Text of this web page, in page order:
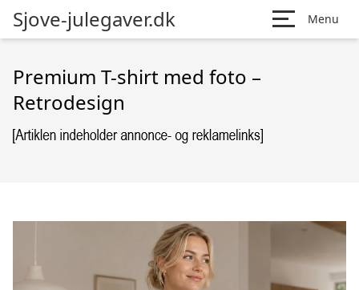
Sjove-julegaver.dk Menu
Premium T-shirt med foto –
Retrodesign